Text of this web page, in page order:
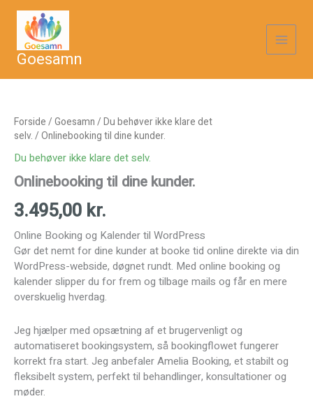
indholdet
Goesamn
Forside / Goesamn / Du behøver ikke klare det
selv. / Onlinebooking til dine kunder.
Du behøver ikke klare det selv.
Onlinebooking til dine kunder.
3.495,00 kr.
Online Booking og Kalender til WordPress
Gør det nemt for dine kunder at booke tid online direkte via din
WordPress-webside, døgnet rundt. Med online booking og
kalender slipper du for frem og tilbage mails og får en mere
overskuelig hverdag.
Jeg hjælper med opsætning af et brugervenligt og
automatiseret bookingsystem, så bookingflowet fungerer
korrekt fra start. Jeg anbefaler Amelia Booking, et stabilt og
fleksibelt system, perfekt til behandlinger, konsultationer og
møder.